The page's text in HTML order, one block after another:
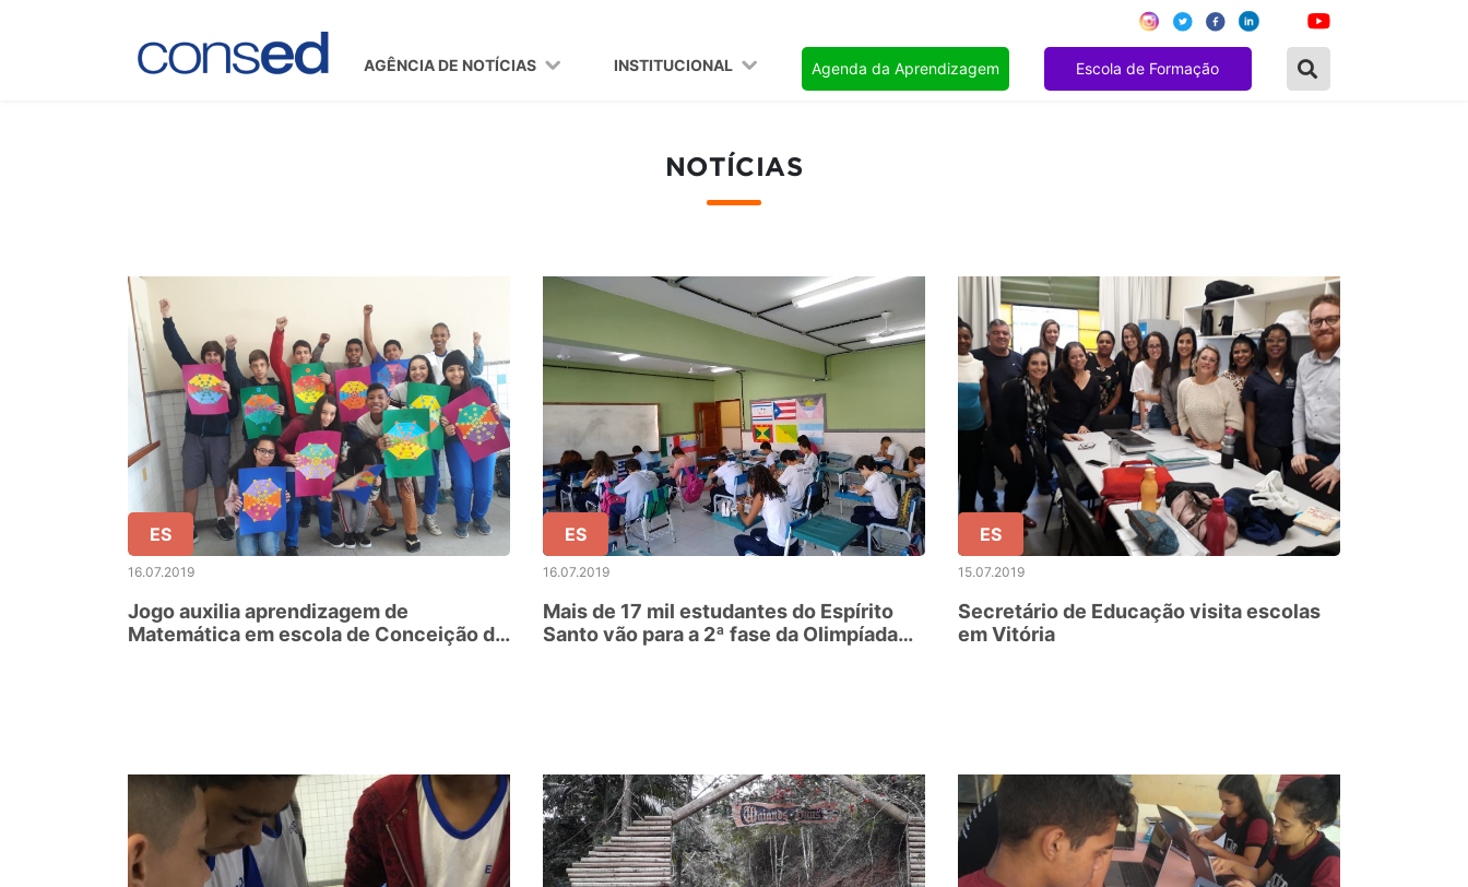
AGÊNCIA DE NOTÍCIAS INSTITUCIONAL Agenda da Aprendizagem Escola de Formação
NOTÍCIAS
ES
16.07.2019
Jogo auxilia aprendizagem de
Matemática em escola de Conceição do
ES
16.07.2019
Mais de 17 mil estudantes do Espírito
Santo vão para a 2ª fase da Olimpíada
ES
15.07.2019
Secretário de Educação visita escolas
em Vitória